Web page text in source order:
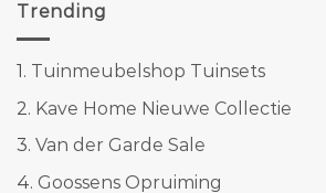
Trending
1. Tuinmeubelshop Tuinsets
2. Kave Home Nieuwe Collectie
3. Van der Garde Sale
4. Goossens Opruiming